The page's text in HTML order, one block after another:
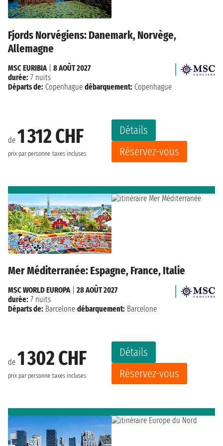
Fjords Norvégiens: Danemark, Norvège,
Allemagne
de 1 312 CHF
prix par personne taxes incluses
Détails
Réservez-vous
MSC EURIBIA| 8 AOÛT 2027
durée: 7 nuits
Départs de: Copenhague débarquement: Copenhague
Mer Méditerranée: Espagne, France, Italie
de 1 302 CHF
prix par personne taxes incluses
Détails
Réservez-vous
MSC WORLD EUROPA| 28 AOÛT 2027
durée: 7 nuits
Départs de: Barcelone débarquement: Barcelone